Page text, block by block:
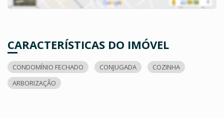
CARACTERÍSTICAS DO IMÓVEL
CONDOMÍNIO FECHADO CONJUGADA
COZINHA
ARBORIZAÇÃO